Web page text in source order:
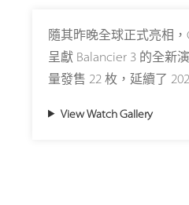
隨其昨晚全球正式亮相
呈獻 Balancier 3 的全新
量發售 22 枚，延續了
極限：首次在複雜的弧
View Watch Gallery